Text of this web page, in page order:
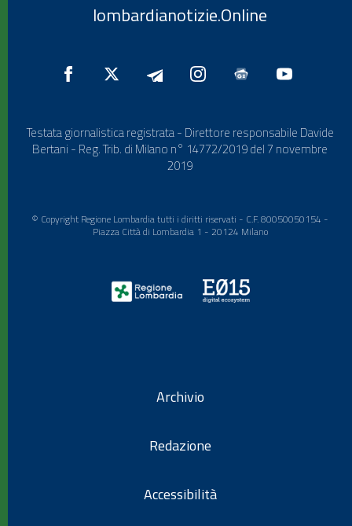
lombardianotizie.Online
Testata giornalistica registrata - Direttore responsabile Davide
Bertani - Reg. Trib. di Milano n° 14772/2019 del 7 novembre
2019
© Copyright Regione Lombardia tutti i diritti riservati - C.F. 80050050154 -
Piazza Città di Lombardia 1 - 20124 Milano
Archivio
Redazione
Accessibilità